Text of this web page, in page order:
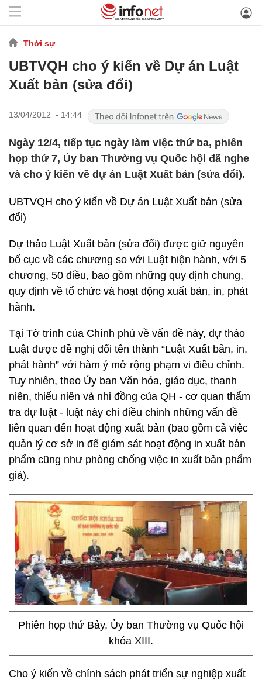
Thời sự
UBTVQH cho ý kiến về Dự án Luật
Xuất bản (sửa đổi)
13/04/2012 - 14:44
Ngày 12/4, tiếp tục ngày làm việc thứ ba, phiên
họp thứ 7, Ủy ban Thường vụ Quốc hội đã nghe
và cho ý kiến về dự án Luật Xuất bản (sửa đổi).
UBTVQH cho ý kiến về Dự án Luật Xuất bản (sửa
đổi)
Dự thảo Luật Xuất bản (sửa đổi) được giữ nguyên
bố cục về các chương so với Luật hiện hành, với 5
chương, 50 điều, bao gồm những quy định chung,
quy định về tổ chức và hoạt động xuất bản, in, phát
hành.
Tại Tờ trình của Chính phủ về vấn đề này, dự thảo
Luật được đề nghị đổi tên thành “Luật Xuất bản, in,
phát hành” với hàm ý mở rộng phạm vi điều chỉnh.
Tuy nhiên, theo Ủy ban Văn hóa, giáo dục, thanh
niên, thiếu niên và nhi đồng của QH - cơ quan thẩm
tra dự luật - luật này chỉ điều chỉnh những vấn đề
liên quan đến hoạt động xuất bản (bao gồm cả việc
quản lý cơ sở in để giám sát hoạt động in xuất bản
phẩm cũng như phòng chống việc in xuất bản phẩm
giả).
Phiên họp thứ Bảy, Ủy ban Thường vụ Quốc hội
khóa XIII.
Cho ý kiến về chính sách phát triển sự nghiệp xuất